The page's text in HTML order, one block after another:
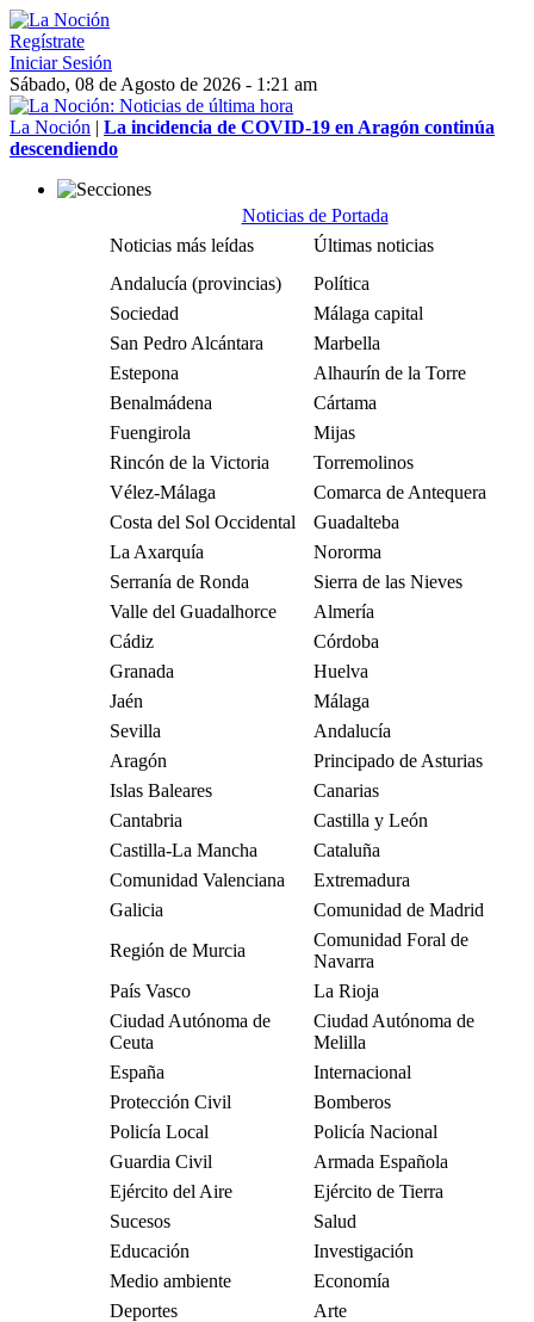
Regístrate
Iniciar Sesión
Sábado, 08 de Agosto de 2026 - 1:21 am
La Noción | La incidencia de COVID-19 en Aragón continúa
descendiendo
Noticias de Portada
Noticias más leídas
Últimas noticias
Andalucía (provincias)
Política
Sociedad
Málaga capital
San Pedro Alcántara
Marbella
Estepona
Alhaurín de la Torre
Benalmádena
Cártama
Fuengirola
Mijas
Rincón de la Victoria
Torremolinos
Vélez-Málaga
Comarca de Antequera
Costa del Sol Occidental
Guadalteba
La Axarquía
Nororma
Serranía de Ronda
Sierra de las Nieves
Valle del Guadalhorce
Almería
Cádiz
Córdoba
Granada
Huelva
Jaén
Málaga
Sevilla
Andalucía
Aragón
Principado de Asturias
Islas Baleares
Canarias
Cantabria
Castilla y León
Castilla-La Mancha
Cataluña
Comunidad Valenciana
Extremadura
Galicia
Comunidad de Madrid
Región de Murcia
Comunidad Foral de
Navarra
País Vasco
La Rioja
Ciudad Autónoma de
Ceuta
Ciudad Autónoma de
Melilla
España
Internacional
Protección Civil
Bomberos
Policía Local
Policía Nacional
Guardia Civil
Armada Española
Ejército del Aire
Ejército de Tierra
Sucesos
Salud
Educación
Investigación
Medio ambiente
Economía
Deportes
Arte